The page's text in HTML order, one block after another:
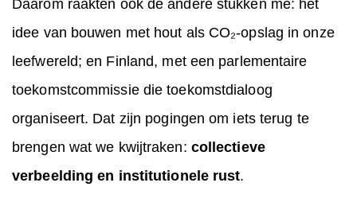
Daarom raakten ook de andere stukken me: het
idee van bouwen met hout als CO₂-opslag in onze
leefwereld; en Finland, met een parlementaire
toekomstcommissie die toekomstdialoog
organiseert. Dat zijn pogingen om iets terug te
brengen wat we kwijtraken: collectieve
verbeelding en institutionele rust.